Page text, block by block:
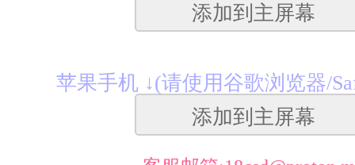
添加到主屏幕
苹果手机 ↓(请使用谷歌浏览器/
添加到主屏幕